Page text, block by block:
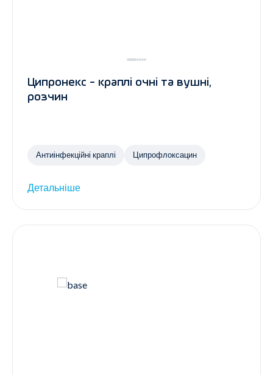
Ципронекс - краплі очні та вушні,
розчин
Антиінфекційні краплі Ципрофлоксацин
Детальніше